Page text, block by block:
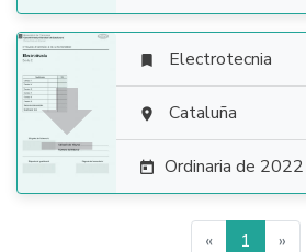

 Electrotecnia
 Cataluña
 Ordinaria de 2022
« 1 »